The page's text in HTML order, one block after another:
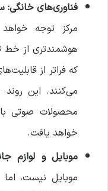
فناوری‌های خانگی:
مرکز توجه
که فراتر از
می‌کنند. این روند
محصولات صوتی
خواهد یافت.
موبایل و لوازم
موبایل نیست، اما